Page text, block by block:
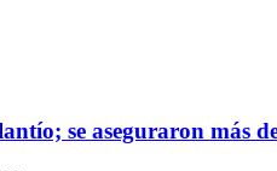
se aseguraron más